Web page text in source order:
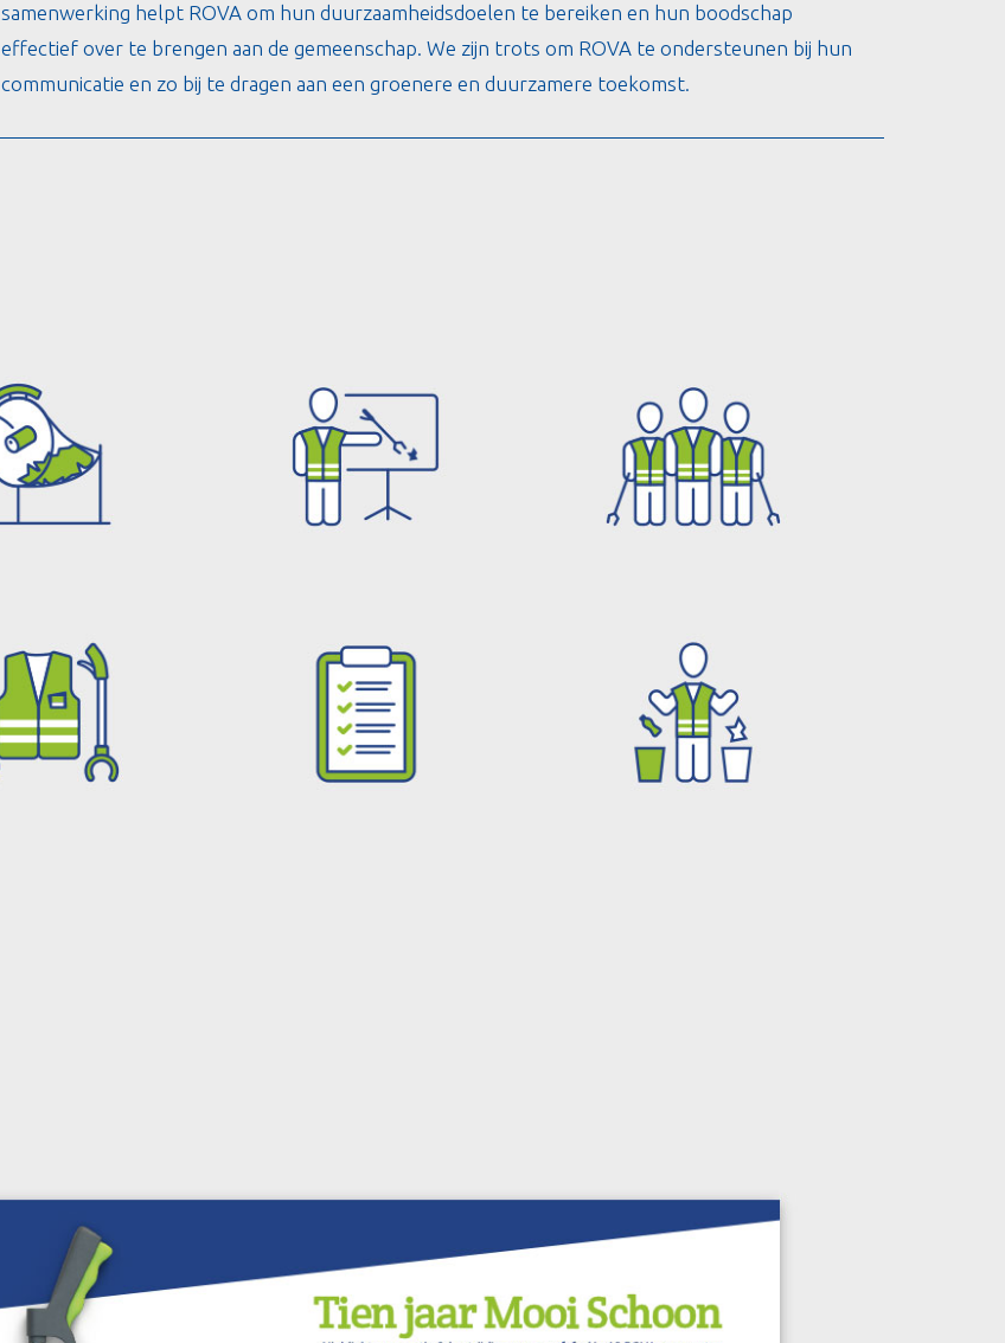
samenwerking helpt ROVA om hun duurzaamheidsdoelen te bereiken en hun boodschap
effectief over te brengen aan de gemeenschap. We zijn trots om ROVA te ondersteunen bij hun
communicatie en zo bij te dragen aan een groenere en duurzamere toekomst.